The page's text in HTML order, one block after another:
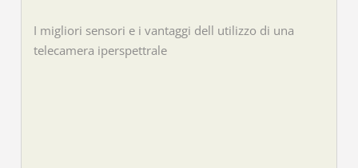
I migliori sensori e i vantaggi dell utilizzo di una
telecamera iperspettrale